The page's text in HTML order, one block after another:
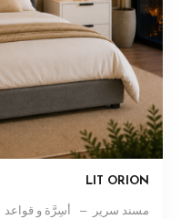
LIT ORION
أسِرَّة و قواعد مسند سرير